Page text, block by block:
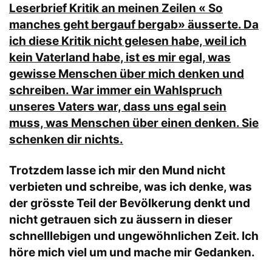
Leserbrief Kritik an meinen Zeilen « So
manches geht bergauf bergab» äusserte. Da
ich diese Kritik nicht gelesen habe, weil ich
kein Vaterland habe, ist es mir egal, was
gewisse Menschen über mich denken und
schreiben. War immer ein Wahlspruch
unseres Vaters war, dass uns egal sein
muss, was Menschen über einen denken. Sie
schenken dir nichts.
Trotzdem lasse ich mir den Mund nicht
verbieten und schreibe, was ich denke, was
der grösste Teil der Bevölkerung denkt und
nicht getrauen sich zu äussern in dieser
schnelllebigen und ungewöhnlichen Zeit. Ich
höre mich viel um und mache mir Gedanken.